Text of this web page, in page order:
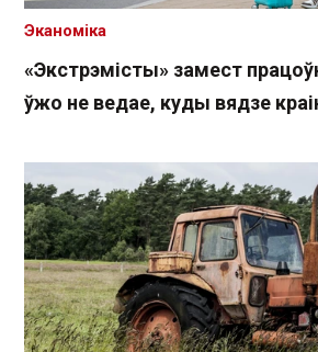
«Экстрэмісты» замест
ўжо не ведае, куды вядзе
Эканоміка